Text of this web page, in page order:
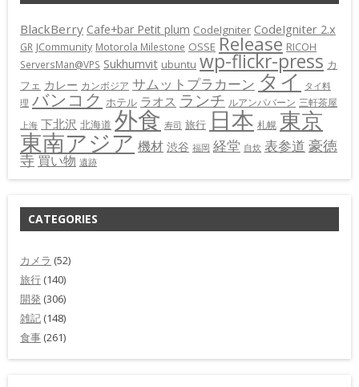
BlackBerry Cafe+bar Petit plum CodeIgniter CodeIgniter 2.x
GR JCommunity Motorola Milestone OSSE Release RICOH
ServersMan@VPS Sukhumvit ubuntu wp-flickr-press カ
フェ カレー カンボジア サムットプラカーン タイ タイ料
理 バンコク ホテル ラオス ランチ ルアンパバーン 三軒茶屋
上海 下北沢 北海道 外食 寿司 旅行 日本 札幌 東京
東南アジア 機材 渋谷 福岡 経堂 自炊 表参道 豪徳
寺買い物 遺跡
CATEGORIES
カメラ (52)
旅行 (140)
開発 (306)
雑記 (148)
食事 (261)